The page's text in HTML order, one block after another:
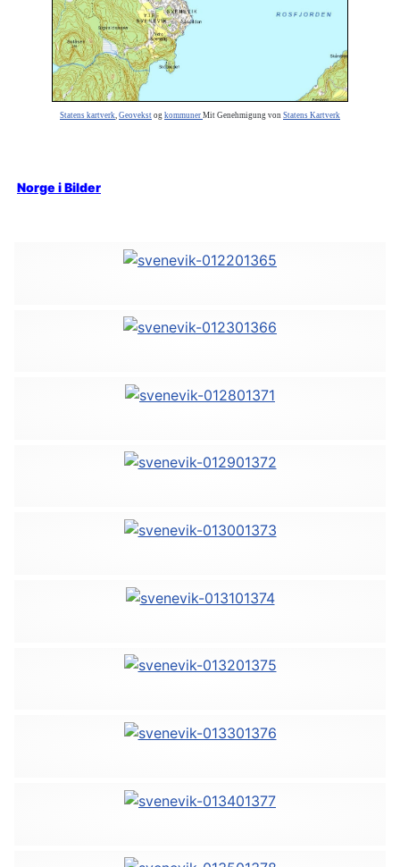
Statens kartverk Geovekst og kommuner Mit Genehmigung von Statens Kartverk
Norge i Bilder